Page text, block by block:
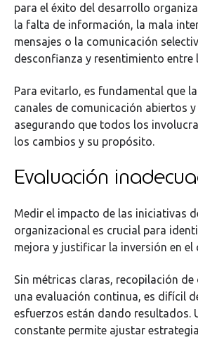
para el éxito del desarrollo
la falta de información, la mala
mensajes o la comunicación
desconfianza y resentimiento entre
Para evitarlo, es fundamental que
canales de comunicación abiertos
asegurando que todos los
los cambios y su propósito.
Evaluación
Medir el impacto de las iniciativas
organizacional es crucial para
mejora y justificar la inversión en el
Sin métricas claras, recopilación
una evaluación continua, es difícil
esfuerzos están dando resultados.
constante permite ajustar